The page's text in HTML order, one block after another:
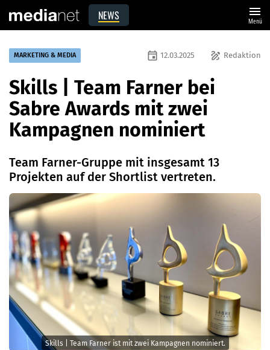
NEWS menu
Menü
Skills | Team Farner ist mit zwei Kampagnen nominiert.
MARKETING & MEDIA draw Redaktion
event 12.03.2025
Skills | Team Farner bei
Sabre Awards mit zwei
Kampagnen nominiert
Team Farner-Gruppe mit insgesamt 13
Projekten auf der Shortlist vertreten.